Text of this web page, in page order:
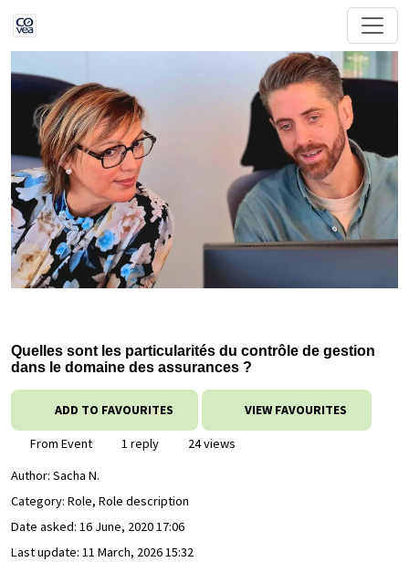
Quelles sont les particularités du contrôle de gestion
dans le domaine des assurances ?
ADD TO FAVOURITES VIEW FAVOURITES
From Event 1 reply
24 views
Author: Sacha N.
Category: Role, Role description
Date asked: 16 June, 2020 17:06
Last update: 11 March, 2026 15:32